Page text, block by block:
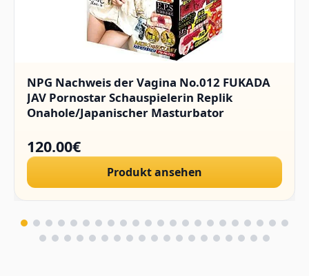
NPG Nachweis der Vagina No.012 FUKADA
JAV Pornostar Schauspielerin Replik
Onahole/Japanischer Masturbator
120.00€
Produkt ansehen